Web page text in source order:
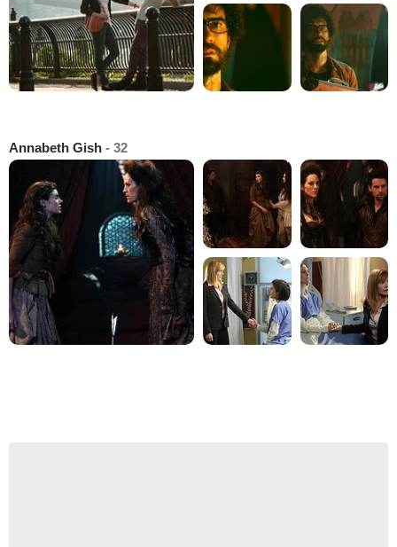
Annabeth Gish - 32